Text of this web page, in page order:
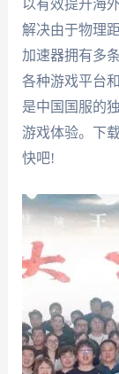
以有效提升海
解决由于物理
加速器拥有多
各种游戏平台
是中国国服的
游戏体验。下
快吧!